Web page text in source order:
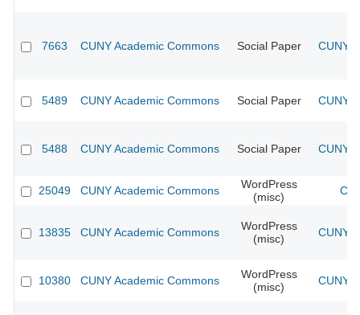
7663 CUNY Academic Commons Social Paper CUNY
5489 CUNY Academic Commons Social Paper CUNY
5488 CUNY Academic Commons Social Paper CUNY
25049 CUNY Academic Commons
WordPress
(misc)
13835 CUNY Academic Commons
WordPress
(misc)
CUNY
10380 CUNY Academic Commons
WordPress
(misc)
CUNY